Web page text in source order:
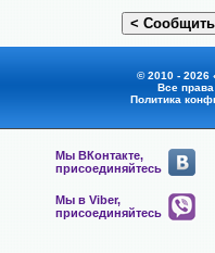
© 2010 - 2026
Все
Политика
Мы ВКонтакте,
присоединяйтесь
Мы в Viber,
присоединяйтесь